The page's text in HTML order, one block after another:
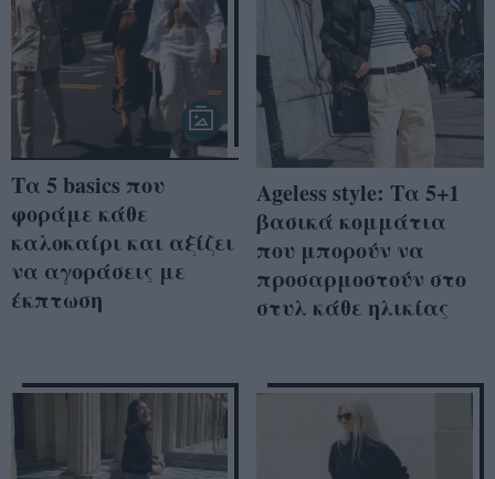
Τα 5 basics που
φοράμε κάθε
καλοκαίρι και αξίζει
να αγοράσεις με
έκπτωση
Ageless style: Τα 5+1
βασικά κομμάτια
που μπορούν να
προσαρμοστούν στο
στυλ κάθε ηλικίας